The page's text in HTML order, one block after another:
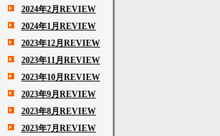
2024年2月REVIEW
2024年1月REVIEW
2023年12月REVIEW
2023年11月REVIEW
2023年10月REVIEW
2023年9月REVIEW
2023年8月REVIEW
2023年7月REVIEW